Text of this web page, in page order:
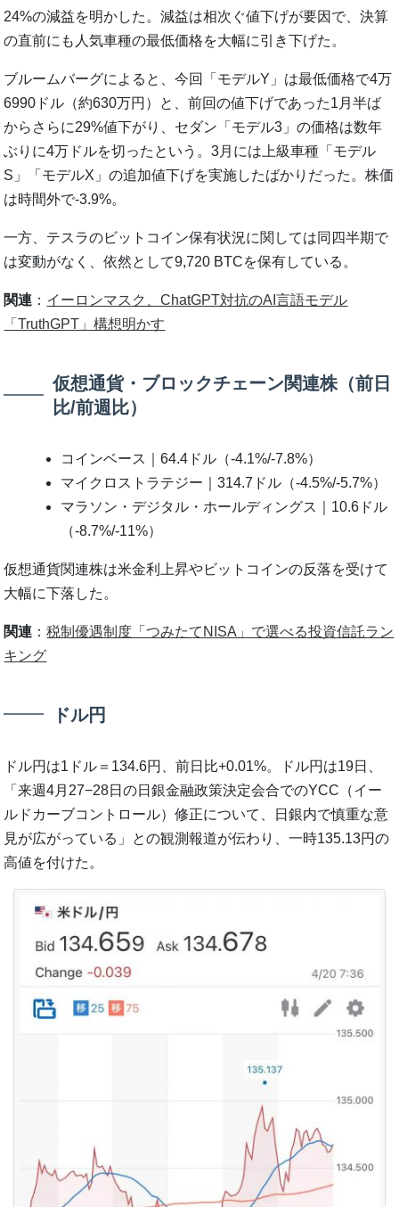
24%の減益を明かした。減益は相次ぐ値下げが要因で、決算
の直前にも人気車種の最低価格を大幅に引き下げた。
ブルームバーグによると、今回「モデルY」は最低価格で4万
6990ドル（約630万円）と、前回の値下げであった1月半ば
からさらに29%値下がり、セダン「モデル3」の価格は数年
ぶりに4万ドルを切ったという。3月には上級車種「モデル
S」「モデルX」の追加値下げを実施したばかりだった。株価
は時間外で-3.9%。
一方、テスラのビットコイン保有状況に関しては同四半期で
は変動がなく、依然として9,720 BTCを保有している。
関連 ： イーロンマスク、ChatGPT対抗のAI言語モデル
「TruthGPT」構想明かす
仮想通貨・ブロックチェーン関連株（前日
比/前週比）
コインベース｜64.4ドル（-4.1%/-7.8%）
マイクロストラテジー｜314.7ドル（-4.5%/-5.7%）
マラソン・デジタル・ホールディングス｜10.6ドル
（-8.7%/-11%）
仮想通貨関連株は米金利上昇やビットコインの反落を受けて
大幅に下落した。
関連 ：税制優遇制度「つみたてNISA」で選べる投資信託ラン
キング
ドル円
ドル円は1ドル＝134.6円、前日比+0.01%。ドル円は19日、
「来週4月27−28日の日銀金融政策決定会合でのYCC（イー
ルドカーブコントロール）修正について、日銀内で慎重な意
見が広がっている」との観測報道が伝わり、一時135.13円の
高値を付けた。